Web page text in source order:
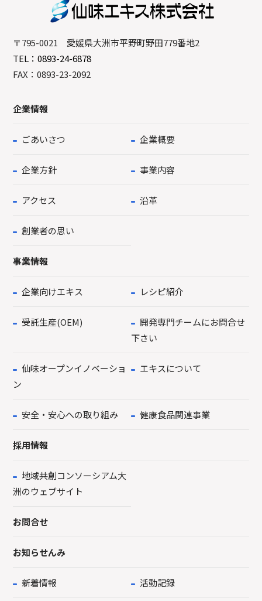
〒795-0021 愛媛県大洲市平野町野田779番地2
TEL：0893-24-6878
FAX：0893-23-2092
企業情報
ごあいさつ 企業概要
企業方針 事業内容
アクセス 沿革
創業者の思い
事業情報
企業向けエキス レシピ紹介
受託生産(OEM)
開発専門チームにお問合せ
下さい
仙味オープンイノベーショ
ン
エキスについて
安全・安心への取り組み 健康食品関連事業
採用情報
地域共創コンソーシアム大
洲のウェブサイト
お問合せ
お知らせんみ
新着情報 活動記録